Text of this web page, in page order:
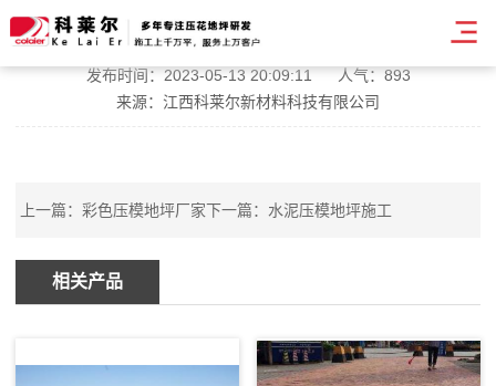
压模地坪材质贴图
发布时间：2023-05-13 20:09:11
人气：893
来源：江西科莱尔新材料科技有限公司
上一篇：彩色压模地坪厂家下一篇： 水泥压模地坪施工
相关产品